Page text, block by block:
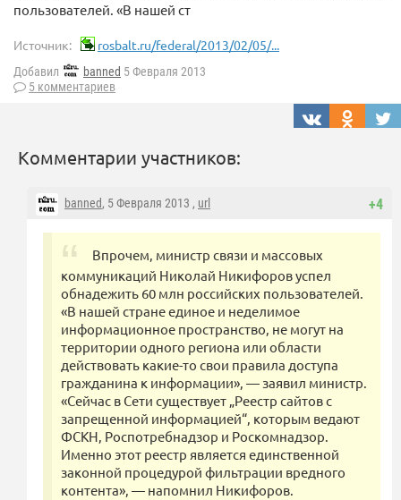
пользователей. «В нашей ст
Источник: rosbalt.ru/federal/2013/02/05/...
Добавил banned 5 Февраля 2013
5 комментариев
Комментарии участников:
+4
banned, 5 Февраля 2013 , url
Впрочем, министр связи и массовых
коммуникаций Николай Никифоров успел
обнадежить 60 млн российских пользователей.
«В нашей стране единое и неделимое
информационное пространство, не могут на
территории одного региона или области
действовать какие-то свои правила доступа
гражданина к информации», — заявил министр.
«Сейчас в Сети существует „Реестр сайтов с
запрещенной информацией“, которым ведают
ФСКН, Роспотребнадзор и Роскомнадзор.
Именно этот реестр является единственной
законной процедурой фильтрации вредного
контента», — напомнил Никифоров.